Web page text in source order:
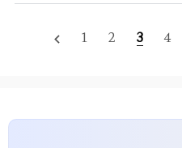
되었습니다...
볼 수 있는 매력이 있으며, 베스트
통해 시청자를 사로잡습니다. 기
6부작 (리미티드 시리즈, 시즌 2는
navigate_before 1 2 3 4